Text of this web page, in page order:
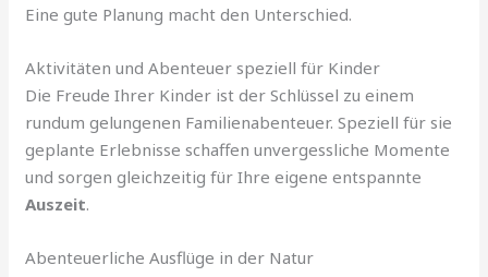
Eine gute Planung macht den Unterschied.
Aktivitäten und Abenteuer speziell für Kinder
Die Freude Ihrer Kinder ist der Schlüssel zu einem
rundum gelungenen Familienabenteuer. Speziell für sie
geplante Erlebnisse schaffen unvergessliche Momente
und sorgen gleichzeitig für Ihre eigene entspannte
Auszeit.
Abenteuerliche Ausflüge in der Natur